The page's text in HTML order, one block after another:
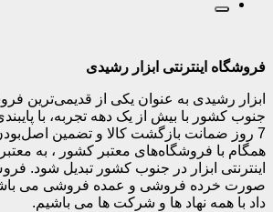
فروشگاه اینترنتی ابزار رشیدی
ابزار رشیدی به عنوان یکی از قدیمی‌ترین
جنوب کشور با بیش از یک دهه تجربه، با
7 روز ضمانت بازگشت کالا و تضمین
همگام با فروشگاه‌های معتبر کشور ، به
اینترنتی ابزار در جنوب کشور تبدیل شود.
صورت خرده فروشی و عمده فروشی می باشد
داد با همه نهاد ها و شرکت ها می باشیم.